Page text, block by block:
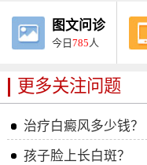
图文问诊
今日785 人
更多关注问题
治疗白癜风多少钱？
孩子脸上长白斑？